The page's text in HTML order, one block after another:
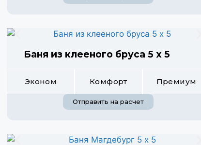
Баня из клееного бруса 5 х 5
Эконом Комфорт Премиум
Отправить на расчет